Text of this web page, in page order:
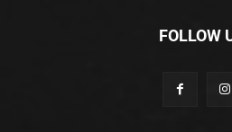
FOLLOW